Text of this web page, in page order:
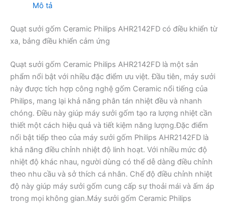
Mô tả
Quạt sưởi gốm Ceramic Philips AHR2142FD có điều khiển từ
xa, bảng điều khiển cảm ứng
Quạt sưởi gốm Ceramic Philips AHR2142FD là một sản
phẩm nổi bật với nhiều đặc điểm ưu việt. Đầu tiên, máy sưởi
này được tích hợp công nghệ gốm Ceramic nổi tiếng của
Philips, mang lại khả năng phân tán nhiệt đều và nhanh
chóng. Điều này giúp máy sưởi gốm tạo ra lượng nhiệt cần
thiết một cách hiệu quả và tiết kiệm năng lượng.Đặc điểm
nổi bật tiếp theo của máy sưởi gốm Philips AHR2142FD là
khả năng điều chỉnh nhiệt độ linh hoạt. Với nhiều mức độ
nhiệt độ khác nhau, người dùng có thể dễ dàng điều chỉnh
theo nhu cầu và sở thích cá nhân. Chế độ điều chỉnh nhiệt
độ này giúp máy sưởi gốm cung cấp sự thoải mái và ấm áp
trong mọi không gian.Máy sưởi gốm Ceramic Philips